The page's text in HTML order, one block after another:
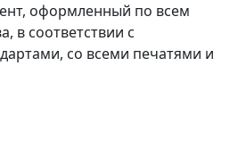
оформленный по всем
в соответствии с
со всеми печатями и